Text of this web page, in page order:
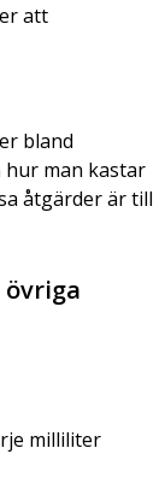
att
bland
hur man kastar
åtgärder är till
övriga
milliliter